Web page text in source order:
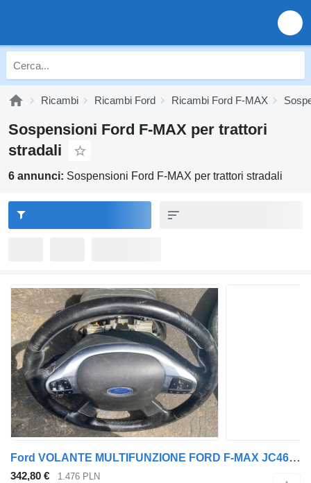
Ricambi Ricambi Ford Ricambi Ford F-MAX
Sospensioni Ford F-MAX per trattori
stradali
6 annunci: Sospensioni Ford F-MAX per trattori stradali
Ford VOLANTE MULTIFUNZIONE FORD F-MAX JC46-3600EE3ZHE per trattore stradale
342,80 € 1.476 PLN